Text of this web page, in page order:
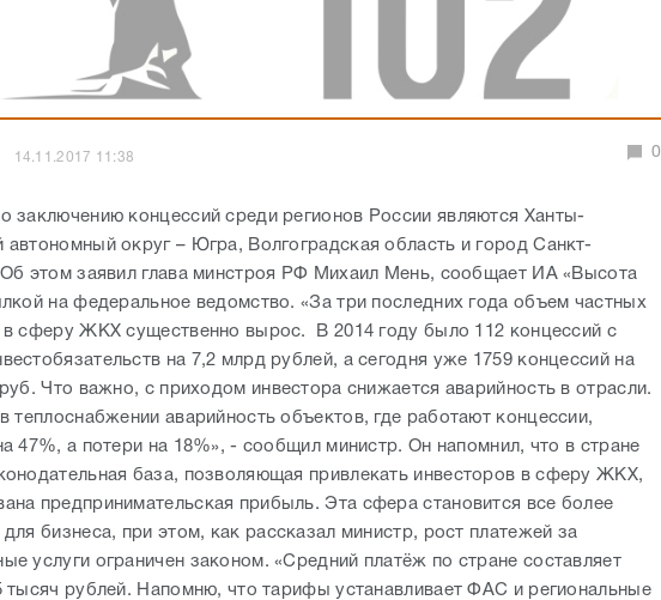
14.11.2017 11:38 0
заключению концессий среди регионов России являются Ханты-
автономный округ – Югра, Волгоградская область и город Санкт-
Об этом заявил глава минстроя РФ Михаил Мень, сообщает ИА «Высота
на федеральное ведомство. «За три последних года объем частных
в сферу ЖКХ существенно вырос. В 2014 году было 112 концессий с
на 7,2 млрд рублей, а сегодня уже 1759 концессий на
Что важно, с приходом инвестора снижается аварийность в отрасли.
теплоснабжении аварийность объектов, где работают концессии,
47%, а потери на 18%», - сообщил министр. Он напомнил, что в стране
база, позволяющая привлекать инвесторов в сферу ЖКХ,
предпринимательская прибыль. Эта сфера становится все более
для бизнеса, при этом, как рассказал министр, рост платежей за
услуги ограничен законом. «Средний платёж по стране составляет
тысяч рублей. Напомню, что тарифы устанавливает ФАС и региональные